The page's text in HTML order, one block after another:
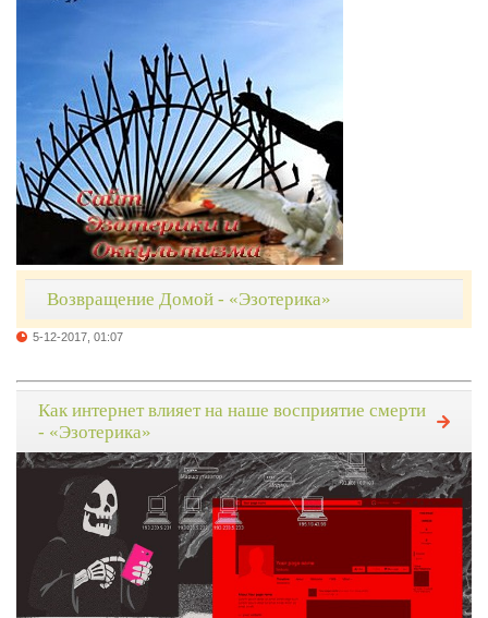
Возвращение Домой - «Эзотерика»
5-12-2017, 01:07
Как интернет влияет на наше восприятие смерти
- «Эзотерика»